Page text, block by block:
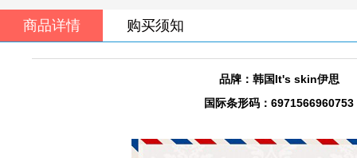
商品详情 购买须知
品牌：韩国It's skin伊思
国际条形码：6971566960753